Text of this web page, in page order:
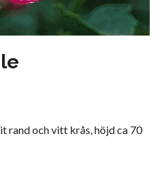
rand och vitt krås, höjd ca 70